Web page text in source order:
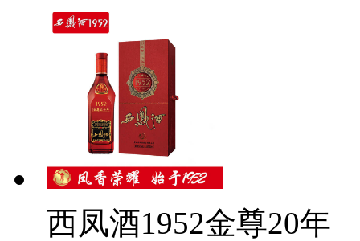
西凤酒1952金尊20年